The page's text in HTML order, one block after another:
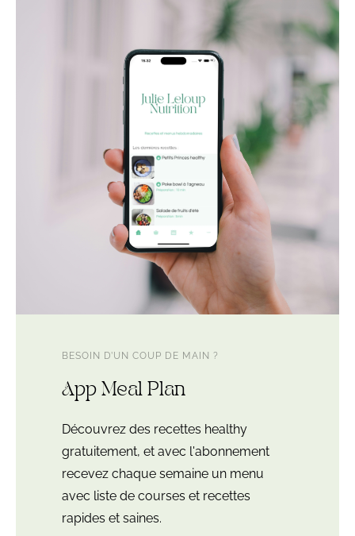
BESOIN D’UN COUP DE MAIN ?
App Meal Plan
Découvrez des recettes healthy
gratuitement, et avec l'abonnement
recevez chaque semaine un menu
avec liste de courses et recettes
rapides et saines.